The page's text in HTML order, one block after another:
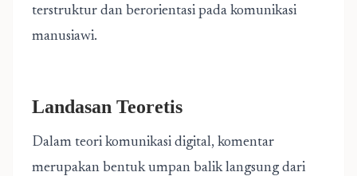
terstruktur dan berorientasi pada komunikasi
manusiawi.
Landasan Teoretis
Dalam teori komunikasi digital, komentar
merupakan bentuk umpan balik langsung dari